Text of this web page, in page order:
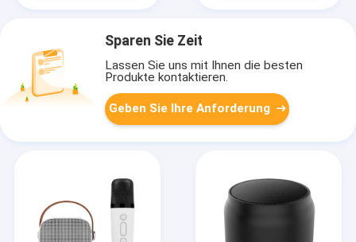
Sparen Sie Zeit
Lassen Sie uns mit Ihnen die besten
Produkte kontaktieren.
Geben Sie Ihre Anforderung